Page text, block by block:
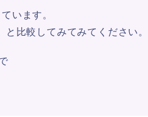
います。
比較してみてみてください。